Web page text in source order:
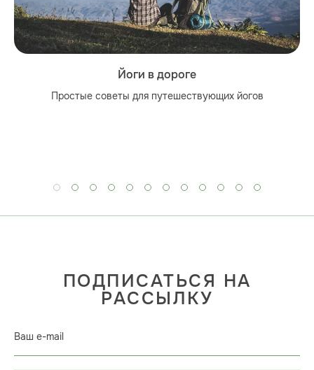
Йоги в дороге
Простые советы для путешествующих йогов
ПОДПИСАТЬСЯ НА
РАССЫЛКУ
Ваш e-mail